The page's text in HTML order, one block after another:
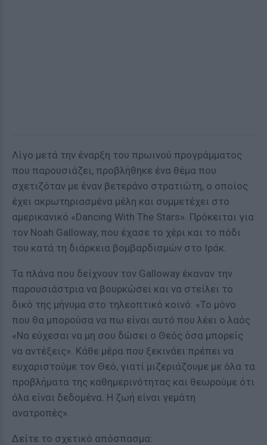
Λίγο μετά την έναρξη του πρωινού προγράμματος
που παρουσιάζει, προβλήθηκε ένα θέμα που
σχετιζόταν με έναν βετεράνο στρατιώτη, ο οποίος
έχει ακρωτηριασμένα μέλη και συμμετέχει στο
αμερικανικό «Dancing With The Stars». Πρόκειται για
τον Noah Galloway, που έχασε το χέρι και το πόδι
του κατά τη διάρκεια βομβαρδισμών στο Ιράκ.
Τα πλάνα που δείχνουν τον Galloway έκαναν την
παρουσιάστρια να βουρκώσει και να στείλει το
δικό της μήνυμα στο τηλεοπτικό κοινό: «Το μόνο
που θα μπορούσα να πω είναι αυτό που λέει ο λαός
«Να εύχεσαι να μη σου δώσει ο Θεός όσα μπορείς
να αντέξεις». Κάθε μέρα που ξεκινάει πρέπει να
ευχαριστούμε τον Θεό, γιατί μιζεριάζουμε με όλα τα
προβλήματα της καθημερινότητας και θεωρούμε ότι
όλα είναι δεδομένα. Η ζωή είναι γεμάτη
ανατροπές».
Δείτε το σχετικό απόσπασμα: